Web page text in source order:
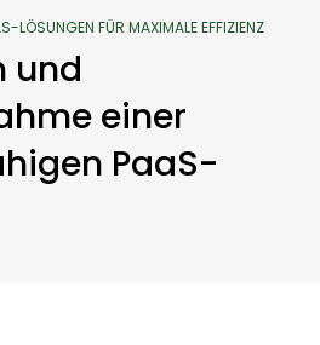
LÖSUNGEN FÜR MAXIMALE EFFIZIENZ
und
einer
PaaS-